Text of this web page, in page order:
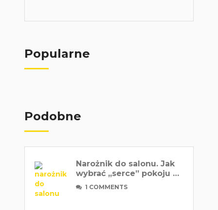
Popularne
Podobne
Narożnik do salonu. Jak
wybrać „serce” pokoju …
1 COMMENTS